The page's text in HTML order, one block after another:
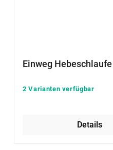
Einweg Hebeschlaufe
2 Varianten verfügbar
Details